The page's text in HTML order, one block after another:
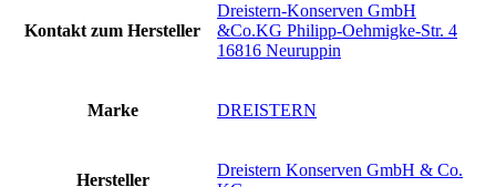
Kontakt zum Hersteller
‎Dreistern-Konserven GmbH
&Co.KG Philipp-Oehmigke-Str. 4
16816 Neuruppin
Marke ‎DREISTERN
Hersteller
‎Dreistern Konserven GmbH & Co.